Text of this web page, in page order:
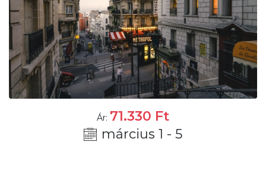
Ár: 71.330 Ft
március 1 - 5